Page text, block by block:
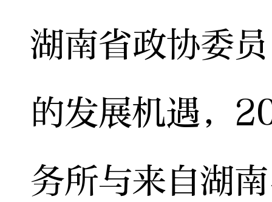
湖南省政协委
的发展机遇，
务所与来自湖